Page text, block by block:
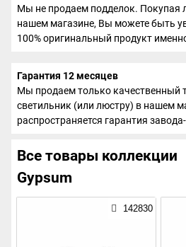
Мы не продаем подделок. Покупая
нашем магазине, Вы можете быть
100% оригинальный продукт
Гарантия 12 месяцев
Мы продаем только качественный
светильник (или люстру) в нашем
распространяется гарантия
Все товары коллекции
Gypsum
142830